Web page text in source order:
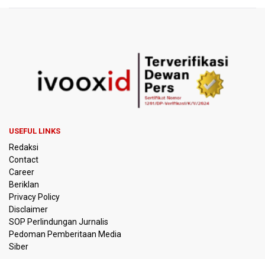
PSSI Evaluasi TImnas Indonesia Setelah Gagal Tembus
Timnas Indonesia Tersingkir di Piala AFF 2026 Setelah
Pemerintah Matangkan Rencana Pembaruan Buku Ajar
Kebakaran Alun-alun Suryakancana
Menkomdigi Sebut Kehadiran AI Factory Perkuat Posisi
Indonesia
Perumnas Bangun Hunian Bersubsidi dengan Konsep
USEFUL LINKS
Redaksi
Contact
Career
Beriklan
Privacy Policy
Disclaimer
SOP Perlindungan Jurnalis
Pedoman Pemberitaan Media
Siber